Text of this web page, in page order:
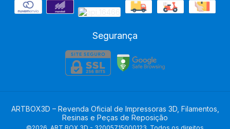
Segurança
ARTBOX3D – Revenda Oficial de Impressoras 3D, Filamentos,
Resinas e Peças de Reposição